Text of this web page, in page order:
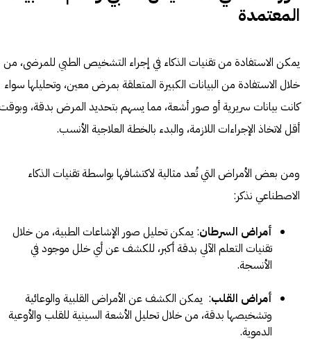
المعتمدة
يمكن الاستفادة من تقنيات الذكاء في إجراء التشخيص الطبي للمرضى، من
خلال الاستفادة من البيانات الكبيرة المتعلقة بمرض معين، وتحليلها سواء
كانت بيانات سريرية أو صور أشعة، مما يسهم بتحديد المرض بدقة،
أقل لاتخاذ الإجراءات اللازمة، والبدء بالخطة العلاجية الأنسب.
ومن بعض الأمراض التي تُعد مثالية لاكتشافها بواسطة تقنيات الذكاء
الاصطناعي نذكر:
أمراض السرطان: يمكن تحليل صور الإشاعات الطبية، من خلال
تقنيات التعلم الآلي بدقة أكبر، للكشف عن أي خلل موجود في
الأنسجة.
أمراض القلب: يمكن الكشف عن الأمراض القلبية والوعائية
وتشخيصها بدقة، من خلال تحليل الأشعة السينية للقلب والأوعية
الدموية.